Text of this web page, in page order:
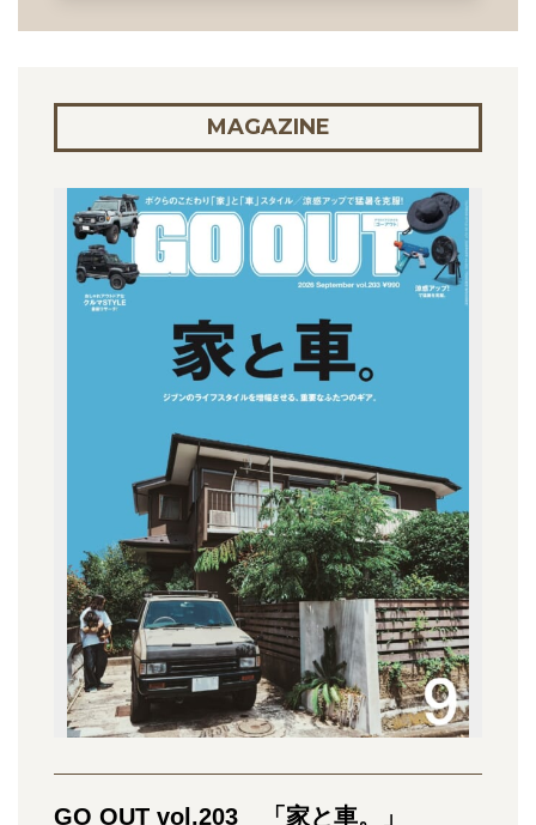
MAGAZINE
GO OUT vol.203 「家と車。」